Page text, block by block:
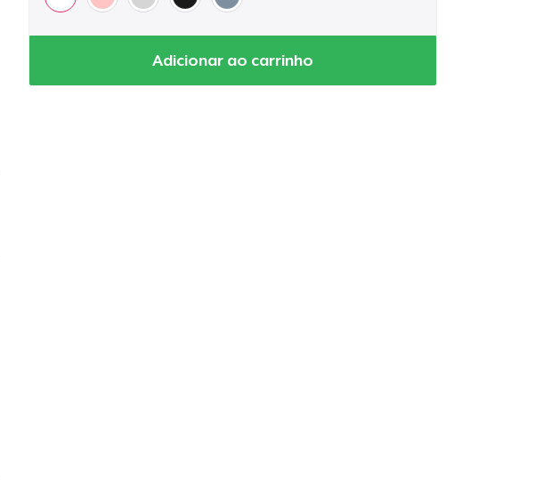
Adicionar ao carrinho